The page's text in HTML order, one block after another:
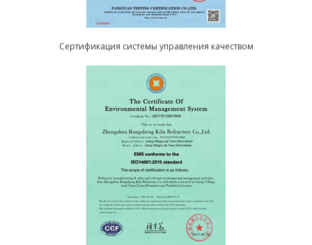
Сертификация системы управления качеством